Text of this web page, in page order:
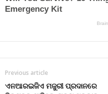
Previous article
ଏନଆରଇଜିଏ ମଜୁରୀ ପ୍ରଦାନରେ